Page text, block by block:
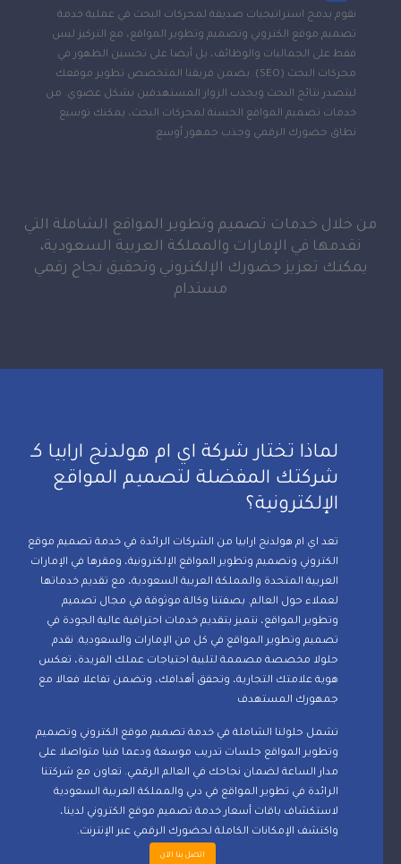
نقوم بدمج استراتيجيات صديقة لمحركات البحث في عملية خدمة
تصميم موقع الكتروني وتصميم وتطوير المواقع، مع التركيز ليس
فقط على الجماليات والوظائف، بل أيضا على تحسين الظهور في
محركات البحث (SEO). يضمن فريقنا المتخصص تطوير موقعك
ليتصدر نتائج البحث ويجذب الزوار المستهدفين بشكل عضوي. من
خدمات تصميم المواقع الحسنة لمحركات البحث، يمكنك توسيع
نطاق حضورك الرقمي وجذب جمهور أوسع
من خلال خدمات تصميم وتطوير المواقع الشاملة التي
نقدمها في الإمارات والمملكة العربية السعودية،
يمكنك تعزيز حضورك الإلكتروني وتحقيق نجاح رقمي
مستدام
لماذا تختار شركة اي ام هولدنج ارابيا كـ
شركتك المفضلة لتصميم المواقع
الإلكترونية؟
تعد اي ام هولدنج ارابيا من الشركات الرائدة في خدمة تصميم موقع
الكتروني وتصميم وتطوير المواقع الإلكترونية، ومقرها في الإمارات
العربية المتحدة والمملكة العربية السعودية، مع تقديم خدماتها
لعملاء حول العالم. بصفتنا وكالة موثوقة في مجال تصميم
وتطوير المواقع، نتميز بتقديم خدمات احترافية عالية الجودة في
تصميم وتطوير المواقع في كل من الإمارات والسعودية. نقدم
حلولا مخصصة مصممة لتلبية احتياجات عملك الفريدة، تعكس
هوية علامتك التجارية، وتحقق أهدافك، وتضمن تفاعلا فعالا مع
جمهورك المستهدف
تشمل حلولنا الشاملة في خدمة تصميم موقع الكتروني وتصميم
وتطوير المواقع جلسات تدريب موسعة ودعما فنيا متواصلا على
مدار الساعة لضمان نجاحك في العالم الرقمي. تعاون مع شركتنا
الرائدة في تطوير المواقع في دبي والمملكة العربية السعودية
لاستكشاف باقات أسعار خدمة تصميم موقع الكتروني لدينا،
واكتشف الإمكانات الكاملة لحضورك الرقمي عبر الإنترنت.
اتصل بنا الآن